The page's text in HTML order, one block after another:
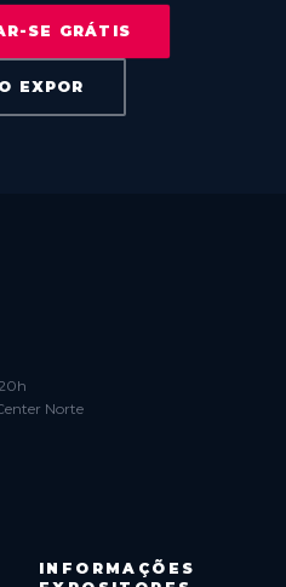
SE GRÁTIS
EXPOR
Norte
INFORMAÇÕES